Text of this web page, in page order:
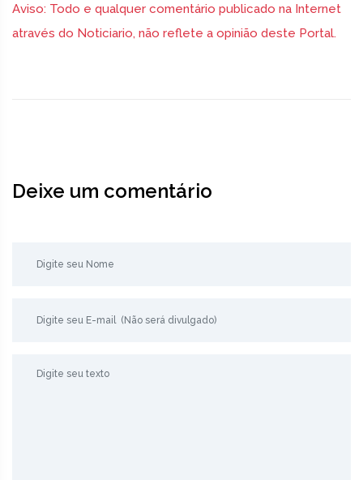
Aviso: Todo e qualquer comentário publicado na Internet
através do Noticiario, não reflete a opinião deste Portal.
Deixe um comentário